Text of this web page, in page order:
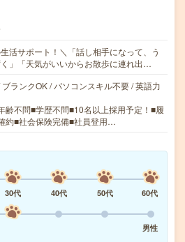
活サポート！＼「話し相手になって、う
」「天気がいいからお散歩に連れ出…
ランクOK / パソコンスキル不要 / 英語力
齢不問■学歴不問■10名以上採用予定！■履
約■社会保険完備■社員登用…
30代 40代 50代
60代
男性